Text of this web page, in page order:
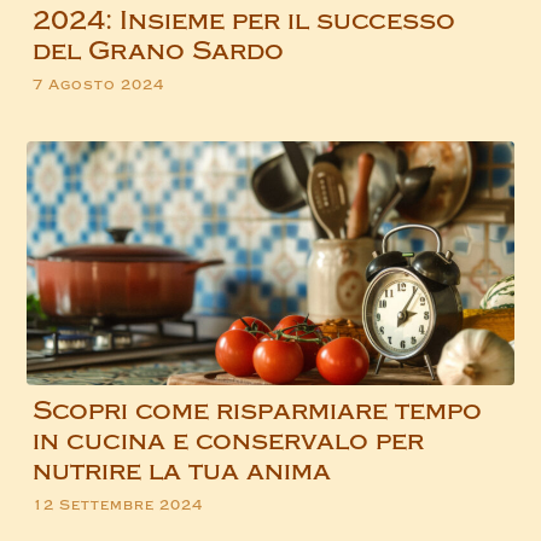
2024: Insieme per il successo
del Grano Sardo
7 Agosto 2024
Scopri come risparmiare tempo
in cucina e conservalo per
nutrire la tua anima
12 Settembre 2024